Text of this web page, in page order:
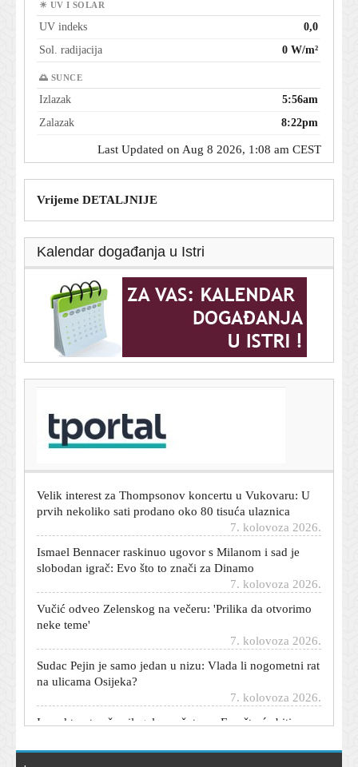
☀ UV I SOLAR
UV indeks
0,0
Sol. radijacija
0 W/m²
🌅 SUNCE
Izlazak
5:56am
Zalazak
8:22pm
Last Updated on Aug 8 2026, 1:08 am CEST
Vrijeme DETALJNIJE
Kalendar događanja u Istri
Sindrom 'samo da malo prilegnem': Najgore stvari koje
možete napraviti vlastitom želucu nakon obilnog obroka
prvih nekoliko sati prodano oko 80 tisuća ulaznica
7. kolovoza 2026.
slobodan igrač: Evo što to znači za Dinamo
7. kolovoza 2026.
neke teme'
na ulicama Osijeka?
1000 komada delicija